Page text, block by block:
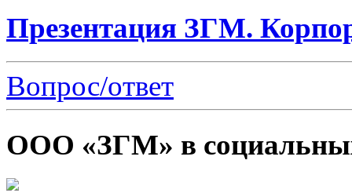
Презентация ЗГМ.
Вопрос/ответ
ООО «ЗГМ» в